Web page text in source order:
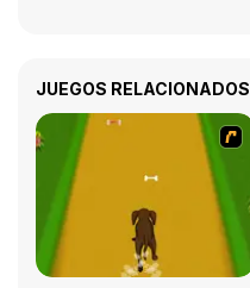
JUEGOS RELACIONADOS